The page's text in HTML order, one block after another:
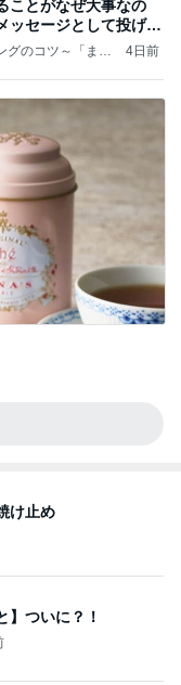
ことがなぜ大事なの
ッセージとして投げる
のコツ～「まと
4日前
け止め
】ついに？！